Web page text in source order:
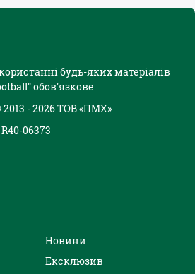
будь-яких матеріалів
обов'язкове
- 2026 ТОВ «ПМХ»
06373
Новини
Ексклюзив